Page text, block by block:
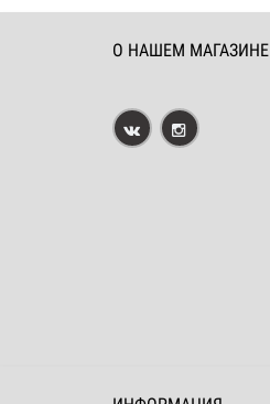
О НАШЕМ МАГАЗИНЕ